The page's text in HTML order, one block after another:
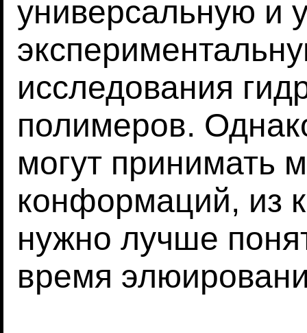
универсальную и
исследования
полимеров.
могут принимать
конформаций, из
нужно лучше
время